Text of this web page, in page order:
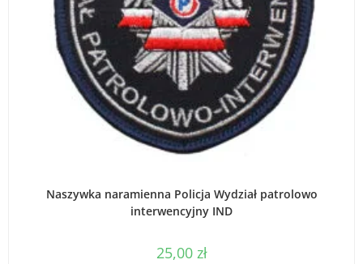
Naszywka naramienna Policja Wydział patrolowo
interwencyjny IND
25,00 zł